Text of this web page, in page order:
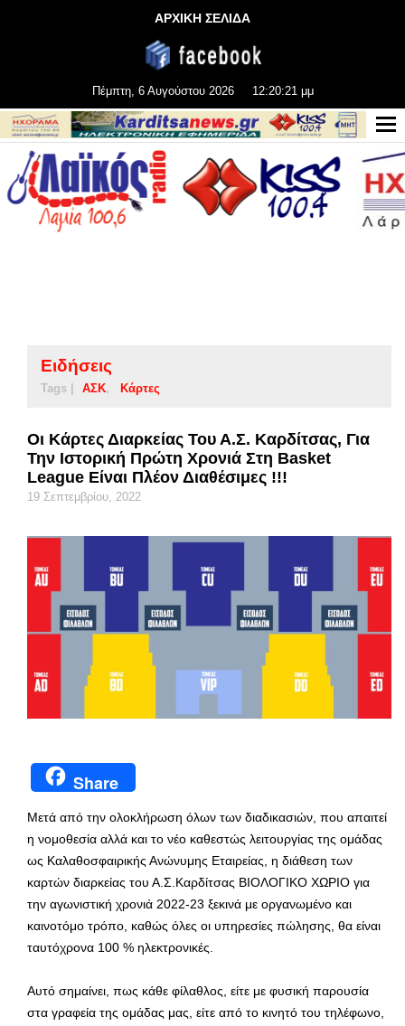
ΑΡΧΙΚΗ ΣΕΛΙΔΑ
Πέμπτη, 6 Αυγούστου 2026 12:20:21 μμ
Ειδήσεις
Tags | ΑΣΚ Κάρτες
Οι Κάρτες Διαρκείας Του Α.Σ. Καρδίτσας, Για
Την Ιστορική Πρώτη Χρονιά Στη Basket
League Είναι Πλέον Διαθέσιμες !!!
19 Σεπτεμβρίου, 2022
Share
Μετά από την ολοκλήρωση όλων των διαδικασιών, που απαιτεί
η νομοθεσία αλλά και το νέο καθεστώς λειτουργίας της ομάδας
ως Καλαθοσφαιρικής Ανώνυμης Εταιρείας, η διάθεση των
καρτών διαρκείας του Α.Σ.Καρδίτσας ΒΙΟΛΟΓΙΚΟ ΧΩΡΙΟ για
την αγωνιστική χρονιά 2022-23 ξεκινά με οργανωμένο και
καινοτόμο τρόπο, καθώς όλες οι υπηρεσίες πώλησης, θα είναι
ταυτόχρονα 100 % ηλεκτρονικές.
Αυτό σημαίνει, πως κάθε φίλαθλος, είτε με φυσική παρουσία
στα γραφεία της ομάδας μας, είτε από το κινητό του τηλέφωνο,